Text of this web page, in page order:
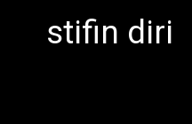
stifin diri